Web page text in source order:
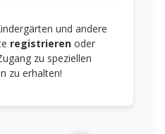
und andere
registrieren oder
zu speziellen
zu erhalten!
In den Warenkorb
Gut lesbare Schrift